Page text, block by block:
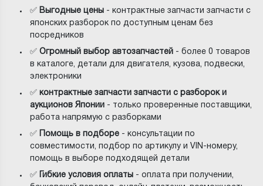
✅ Выгодные цены - контрактные запчасти запчасти с
японских разборок по доступным ценам без
посредников
✅Огромный выбор автозапчастей - более 0 товаров
в каталоге, детали для двигателя, кузова, подвески,
электроники
✅ контрактные запчасти запчасти с разборок и
аукционов Японии - только проверенные поставщики,
работа напрямую с разборками
✅ Помощь в подборе - консультации по
совместимости, подбор по артикулу и VIN-номеру,
помощь в выборе подходящей детали
✅ Гибкие условия оплаты - оплата при получении,